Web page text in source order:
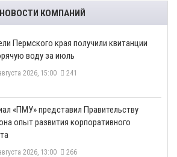
НОВОСТИ КОМПАНИЙ
Пермского края получили квитанции
воду за июль
2026, 15:00 241
«ПМУ» представил Правительству
опыт развития корпоративного
2026, 13:00 266